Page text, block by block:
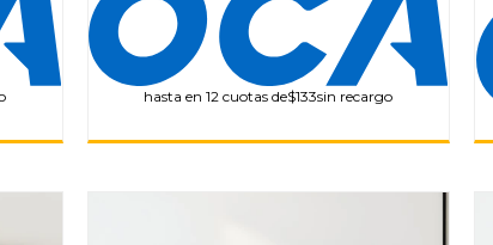
hasta en 12 cuotas de$133sin recargo